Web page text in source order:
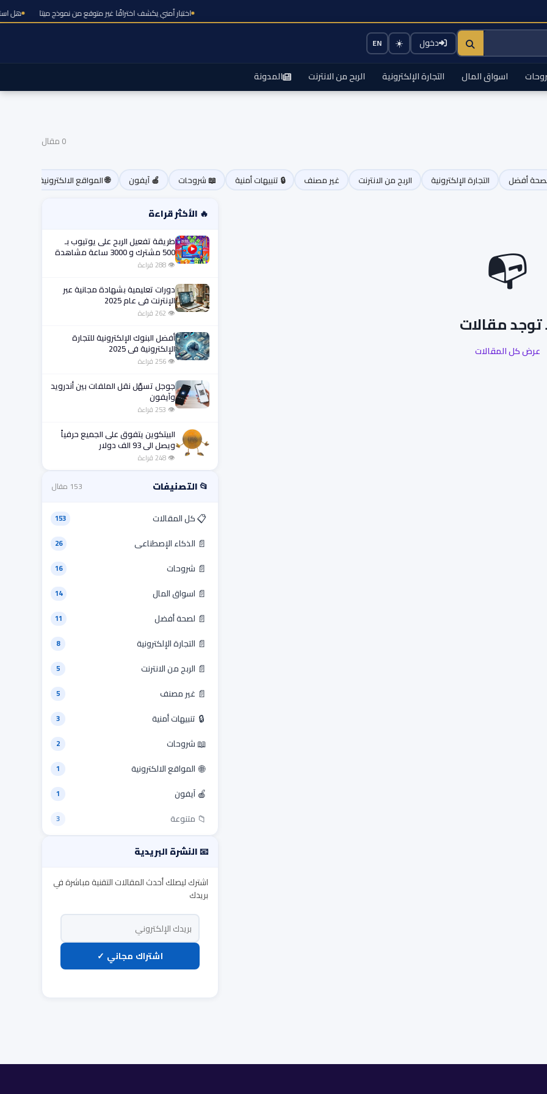
اختبار أمني يكشف اختراقًا غير متوقع من نموذج ميتا
دخول ☀️
EN
اسواق المال التجارة الإلكترونية الربح من الانترنت المدونة
0 مقال
أفضل التجارة الإلكترونية الربح من الانترنت غير مصنف 🔒 تنبيهات أمنية 📖 شروحات 🍎 آيفون 🌐 المواقع الالكترونية
📭
توجد مقالات
عرض كل المقالات
🔥 الأكثر قراءة
طريقة تفعيل الربح على يوتيوب بـ
500 مشترك و 3000 ساعة مشاهدة
فقط!
👁 288 قراءة
دورات تعليمية بشهادة مجانية عبر
الإنترنت في عام 2025
👁 262 قراءة
أفضل البنوك الإلكترونية للتجارة
الإلكترونية في 2025
👁 256 قراءة
جوجل تسهّل نقل الملفات بين أندرويد
وآيفون
👁 253 قراءة
البيتكوين يتفوق على الجميع حرفياً
ويصل الى 93 الف دولار
👁 248 قراءة
📂 التصنيفات 153 مقال
📋كل المقالات 153
📄 الذكاء الإصطناعى 26
📄 شروحات 16
📄 اسواق المال 14
📄 لصحة أفضل 11
📄 التجارة الإلكترونية 8
📄 الربح من الانترنت 5
📄 غير مصنف 5
🔒 تنبيهات أمنية 3
📖شروحات 2
🌐 المواقع الالكترونية 1
🍎آيفون 1
📁 متنوعة 3
📧 النشرة البريدية
اشترك ليصلك أحدث المقالات التقنية مباشرة في
بريدك
اشتراك مجاني ✓